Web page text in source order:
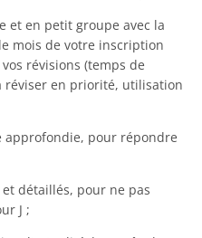
et en petit groupe avec la
mois de votre inscription
révisions (temps de
en priorité, utilisation
pour répondre
détaillés, pour ne pas
J ;